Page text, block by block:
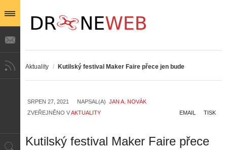
Aktuality / Kutilský festival Maker Faire přece jen bude
SRPEN 27, 2021 NAPSAL(A) JAN A. NOVÁK
ZVEŘEJNĚNO VAKTUALITY TISK
EMAIL
Kutilský festival Maker Faire přece